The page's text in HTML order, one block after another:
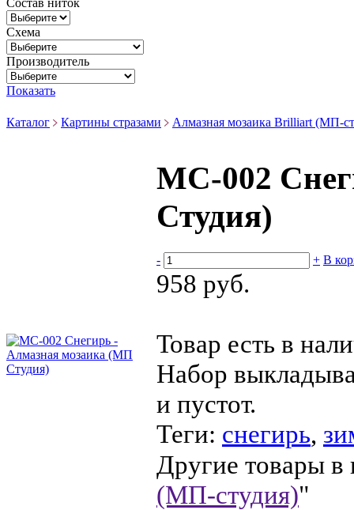
Состав ниток
Схема
Производитель
Показать
Каталог Картины стразами Алмазная мозаика Brilliart (МП-
МС-002
Студия)
- + В
958 руб.
Товар есть в
Набор
и пустот.
Теги: снегирь,
Другие товары в
(МП-студия)"